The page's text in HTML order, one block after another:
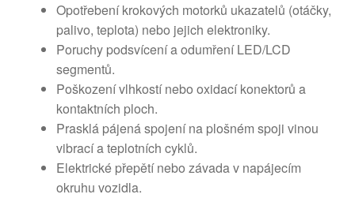
Opotřebení krokových motorků ukazatelů (otáčky,
palivo, teplota) nebo jejich elektroniky.
Poruchy podsvícení a odumření LED/LCD
segmentů.
Poškození vlhkostí nebo oxidací konektorů a
kontaktních ploch.
Prasklá pájená spojení na plošném spoji vinou
vibrací a teplotních cyklů.
Elektrické přepětí nebo závada v napájecím
okruhu vozidla.